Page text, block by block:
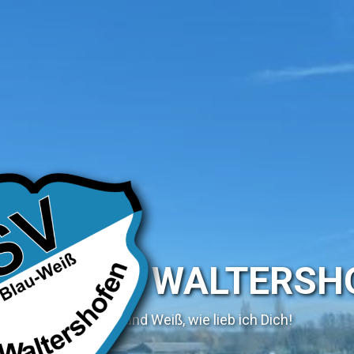
SV
Blau und Weiß, wie lieb ich Dich!